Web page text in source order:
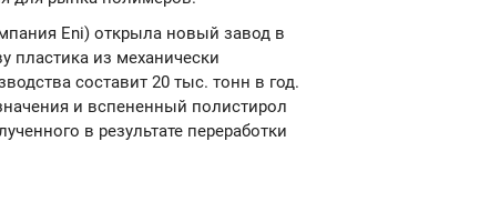
Eni) открыла новый завод в
пластика из механически
составит 20 тыс. тонн в год.
и вспененный полистирол
в результате переработки